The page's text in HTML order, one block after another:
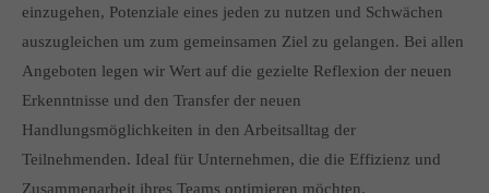
info@yourdomain.com
About us
Aenean commodo ligula eget dolor. Aenean massa. Cum
sociis natoque penatibus et magnis dis parturient montes,
einzugehen, Potenziale eines jeden zu nutzen und Schwächen
auszugleichen um zum gemeinsamen Ziel zu gelangen. Bei allen
Angeboten legen wir Wert auf die gezielte Reflexion der neuen
Erkenntnisse und den Transfer der neuen
Handlungsmöglichkeiten in den Arbeitsalltag der
Teilnehmenden. Ideal für Unternehmen, die die Effizienz und
Zusammenarbeit ihres Teams optimieren möchten.